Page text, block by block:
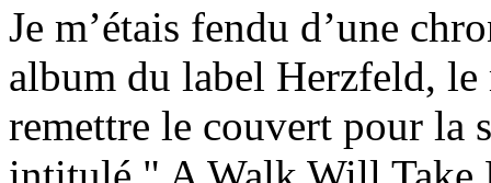
Je m’étais fendu d’une
album du label Herzfeld,
remettre le couvert pour la